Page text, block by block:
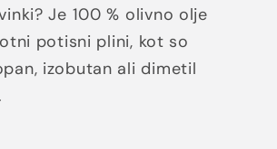
Je 100 % olivno olje
potisni plini, kot so
izobutan ali dimetil